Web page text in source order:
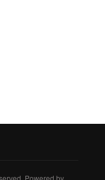
Powered by